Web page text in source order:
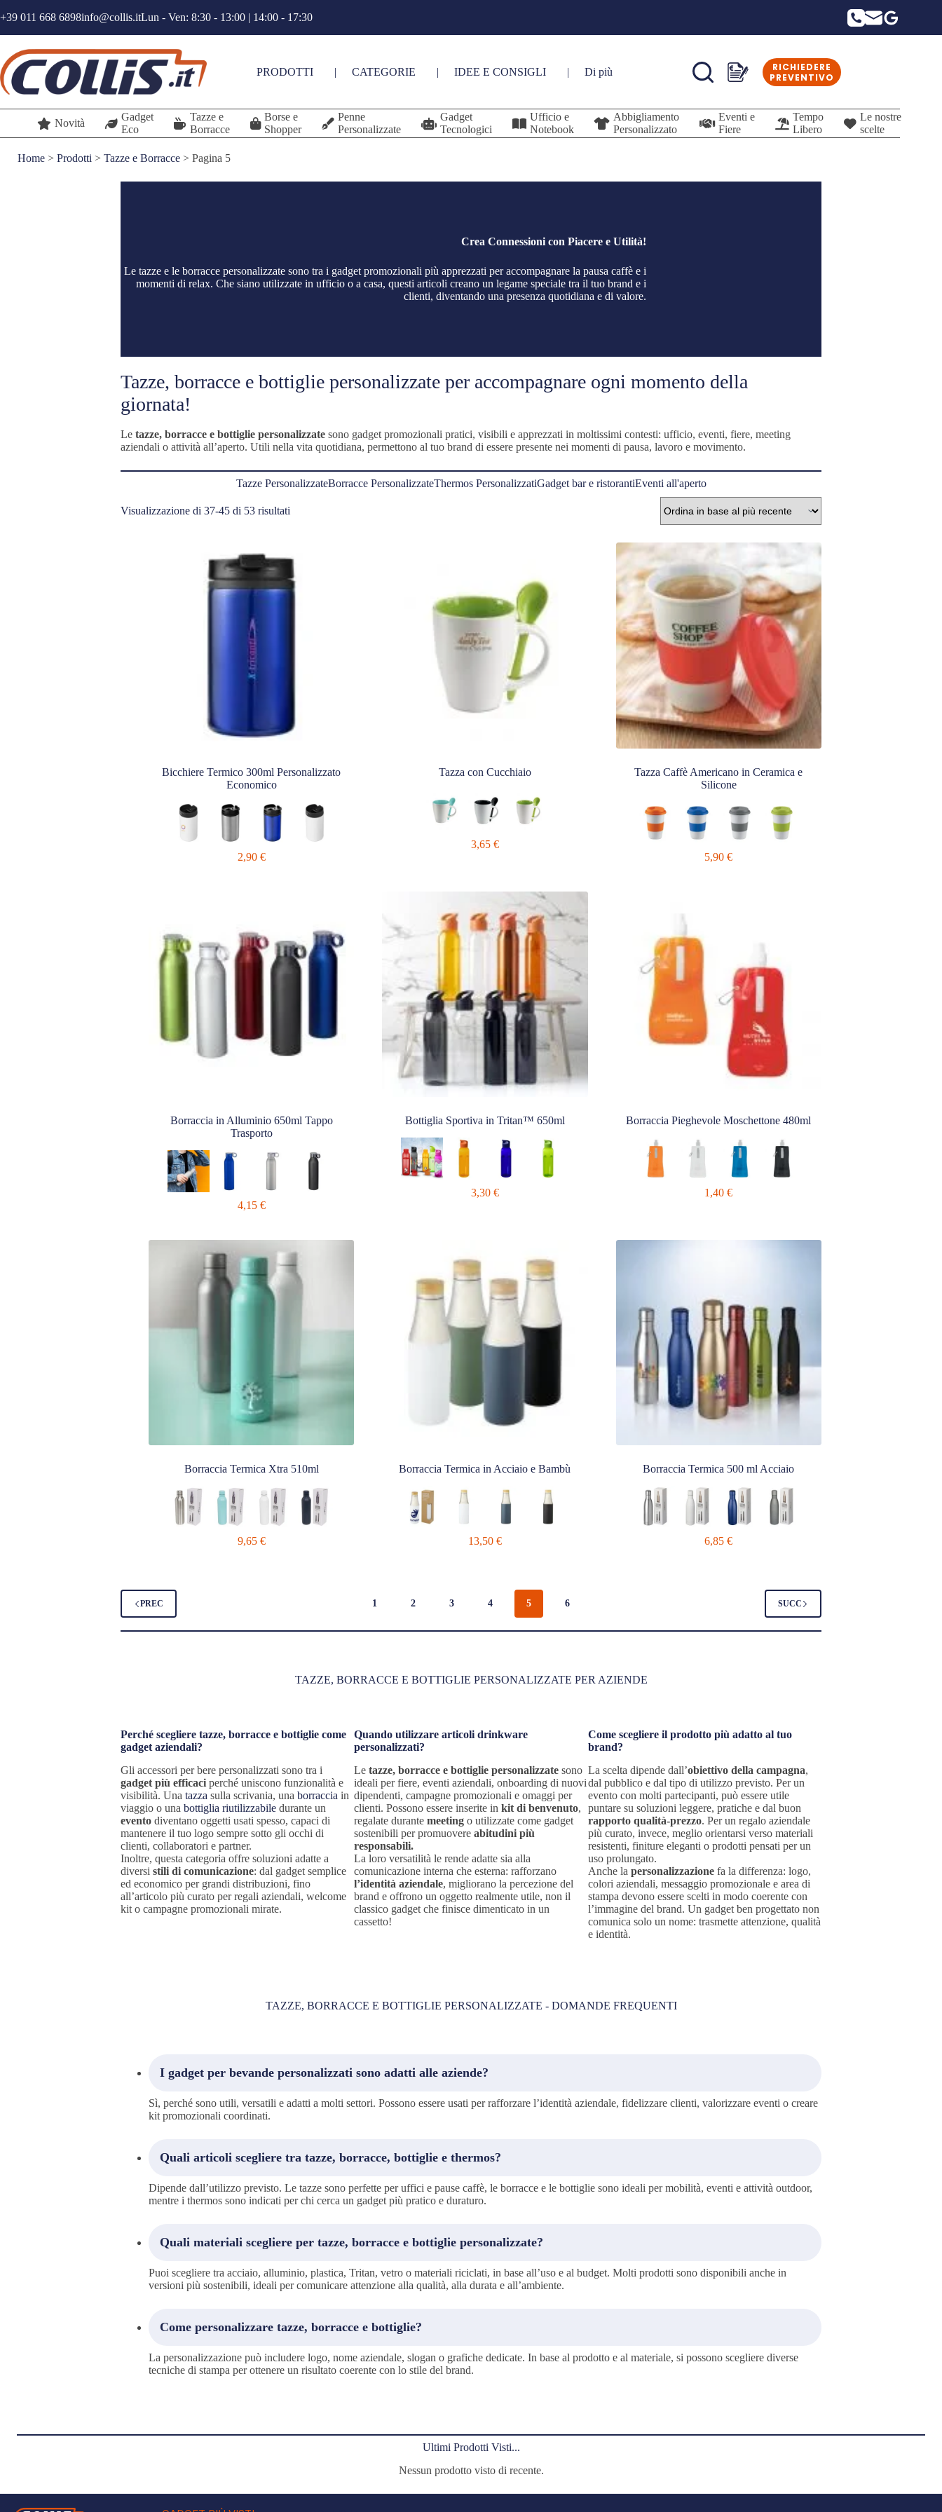
al
+39 011 668 6898info@collis.itLun - Ven: 8:30 - 13:00 | 14:00 - 17:30
PRODOTTI CATEGORIE IDEE E CONSIGLI Di più Carrello
RICHIEDERE
PREVENTIVO
Novità
Gadget
Eco
Tazze e
Borracce
Borse e
Shopper
Penne
Personalizzate
Gadget
Tecnologici
Ufficio e
Notebook
Abbigliamento
Personalizzato
Eventi e
Fiere
Tempo
Libero
Le nostre
scelte
Home > Prodotti > Tazze e Borracce > Pagina 5
Crea Connessioni con Piacere e Utilità!
Le tazze e le borracce personalizzate sono tra i gadget promozionali più apprezzati per accompagnare la pausa caffè e i
momenti di relax. Che siano utilizzate in ufficio o a casa, questi articoli creano un legame speciale tra il tuo brand e i
clienti, diventando una presenza quotidiana e di valore.
Tazze, borracce e bottiglie personalizzate per accompagnare ogni momento della
giornata!
Le tazze, borracce e bottiglie personalizzate sono gadget promozionali pratici, visibili e apprezzati in moltissimi contesti: ufficio, eventi, fiere, meeting
aziendali o attività all’aperto. Utili nella vita quotidiana, permettono al tuo brand di essere presente nei momenti di pausa, lavoro e movimento.
Tazze PersonalizzateBorracce PersonalizzateThermos PersonalizzatiGadget bar e ristorantiEventi all'aperto
Visualizzazione di 37-45 di 53 risultati
più
recente
Bicchiere Termico 300ml Personalizzato
Economico
2,90 €
Tazza con Cucchiaio
3,65 €
Tazza Caffè Americano in Ceramica e
Silicone
5,90€
Borraccia in Alluminio 650ml Tappo
Trasporto
4,15 €
Bottiglia Sportiva in Tritan™ 650ml
3,30 €
Borraccia Pieghevole Moschettone 480ml
1,40€
Borraccia Termica Xtra 510ml
9,65 €
Borraccia Termica in Acciaio e Bambù
13,50 €
Borraccia Termica 500 ml Acciaio
6,85€
PREC 1 2 3 4 5 6 SUCC
TAZZE, BORRACCE E BOTTIGLIE PERSONALIZZATE PER AZIENDE
Perché scegliere tazze, borracce e bottiglie come
gadget aziendali?
Gli accessori per bere personalizzati sono tra i
gadget più efficaci perché uniscono funzionalità e
visibilità. Una tazza sulla scrivania, una borraccia in
viaggio o una bottiglia riutilizzabile durante un
evento diventano oggetti usati spesso, capaci di
mantenere il tuo logo sempre sotto gli occhi di
clienti, collaboratori e partner.
Inoltre, questa categoria offre soluzioni adatte a
diversi stili di comunicazione: dal gadget semplice
ed economico per grandi distribuzioni, fino
all’articolo più curato per regali aziendali, welcome
kit o campagne promozionali mirate.
Quando utilizzare articoli drinkware
personalizzati?
Letazze, borracce e bottiglie personalizzate sono
ideali per fiere, eventi aziendali, onboarding di nuovi
dipendenti, campagne promozionali e omaggi per
clienti. Possono essere inserite inkit di benvenuto,
regalate durantemeeting o utilizzate come gadget
sostenibili per promuovereabitudini più
responsabili.
La loro versatilità le rende adatte sia alla
comunicazione interna che esterna: rafforzano
l’identità aziendale, migliorano la percezione del
brand e offrono un oggetto realmente utile, non il
classico gadget che finisce dimenticato in un
cassetto!
Come scegliere il prodotto più adatto al tuo
brand?
La scelta dipende dall’obiettivo della campagna,
dal pubblico e dal tipo di utilizzo previsto. Per un
evento con molti partecipanti, può essere utile
puntare su soluzioni leggere, pratiche e dal buon
rapporto qualità-prezzo. Per un regalo aziendale
più curato, invece, meglio orientarsi verso materiali
resistenti, finiture eleganti o prodotti pensati per un
uso prolungato.
Anche la personalizzazionefa la differenza: logo,
colori aziendali, messaggio promozionale e area di
stampa devono essere scelti in modo coerente con
l’immagine del brand. Un gadget ben progettato non
comunica solo un nome: trasmette attenzione, qualità
e identità.
TAZZE, BORRACCE E BOTTIGLIE PERSONALIZZATE - DOMANDE FREQUENTI
I gadget per bevande personalizzati sono adatti alle aziende?
Sì, perché sono utili, versatili e adatti a molti settori. Possono essere usati per rafforzare l’identità aziendale, fidelizzare clienti, valorizzare eventi o creare
kit promozionali coordinati.
Quali articoli scegliere tra tazze, borracce, bottiglie e thermos?
Dipende dall’utilizzo previsto. Le tazze sono perfette per uffici e pause caffè, le borracce e le bottiglie sono ideali per mobilità, eventi e attività outdoor,
mentre i thermos sono indicati per chi cerca un gadget più pratico e duraturo.
Quali materiali scegliere per tazze, borracce e bottiglie personalizzate?
Puoi scegliere tra acciaio, alluminio, plastica, Tritan, vetro o materiali riciclati, in base all’uso e al budget. Molti prodotti sono disponibili anche in
versioni più sostenibili, ideali per comunicare attenzione alla qualità, alla durata e all’ambiente.
Come personalizzare tazze, borracce e bottiglie?
La personalizzazione può includere logo, nome aziendale, slogan o grafiche dedicate. In base al prodotto e al materiale, si possono scegliere diverse
tecniche di stampa per ottenere un risultato coerente con lo stile del brand.
Ultimi Prodotti Visti...
Nessun prodotto visto di recente.